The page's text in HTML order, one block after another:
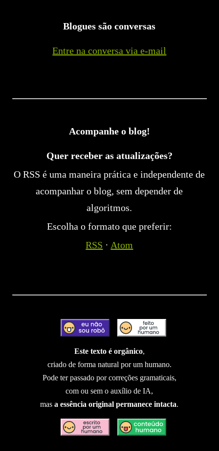
Blogues são conversas
Entre na conversa via e-mail
Acompanhe o blog!
Quer receber as atualizações?
O RSS é uma maneira prática e independente de
acompanhar o blog, sem depender de
algoritmos.
Escolha o formato que preferir:
RSS ·Atom
Este texto é orgânico,
criado de forma natural por um humano.
Pode ter passado por correções gramaticais,
com ou sem o auxílio de IA,
masa essência original permanece intacta.